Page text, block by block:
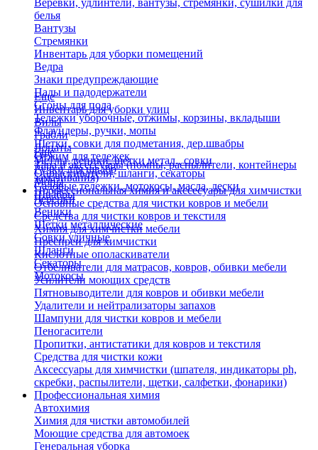
Веревки, удлинтели, вантузы, стремянки, сушилки для
белья
Вантузы
Стремянки
Инвентарь для уборки помещений
Ведра
Знаки предупреждающие
Пады и падодержатели
Сгоны для пола
Тележки уборочные, отжимы, корзины, вкладыши
Флаундеры, ручки, мопы
Щетки, совки для подметания, дер.швабры
Отжим для тележек
Ручки для швабр
Мопы
Швабры
Еще
Инвентарь для уборки улиц
Вилы
Грабли
Лопаты
Метлы, веники, щетки метал., совки
Опрыскиватели, шланги, секаторы
Садовые тележки, мотокосы, масла, лески
Черенки
Веники
Щетки металлические
Совки уличные
Шланги
Секаторы
Мотокосы
Еще
Тара и аксессуары (помпы, распылители, контейнеры
замачивания)
Профессиональная химия и акссесуары для химчистки
Основные средства для чистки ковров и мебели
Средства для чистки ковров и текстиля
Химия для химчистки мебели
Преспреи для химчистки
Кислотные ополаскиватели
Отбеливатели для матрасов, ковров, обивки мебели
Усилители моющих средств
Пятновыводители для ковров и обивки мебели
Удалители и нейтрализаторы запахов
Шампуни для чистки ковров и мебели
Пеногасители
Пропитки, антистатики для ковров и текстиля
Средства для чистки кожи
Аксессуары для химчистки (шпателя, индикаторы ph,
скребки, распылители, щетки, салфетки, фонарики)
Профессиональная химия
Автохимия
Химия для чистки автомобилей
Моющие средства для автомоек
Генеральная уборка